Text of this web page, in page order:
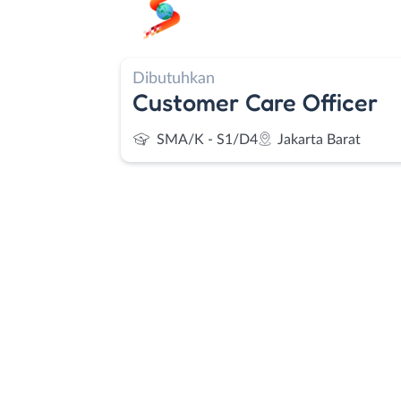
Dibutuhkan
Customer Care Officer
SMA/K - S1/D4 Jakarta Barat